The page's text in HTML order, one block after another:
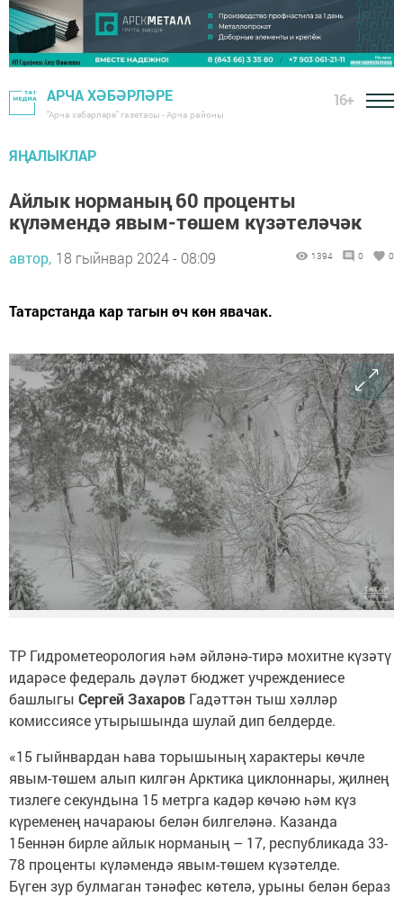
АРЧА ХӘБӘРЛӘРЕ
"Арча хәбәрләре" газетасы - Арча районы
16+
ЯҢАЛЫКЛАР
Айлык норманың 60 проценты
күләмендә явым-төшем күзәтеләчәк
автор, 18 гыйнвар 2024 - 08:09 1394 0 0
Татарстанда кар тагын өч көн явачак.
ТР Гидрометеорология һәм әйләнә-тирә мохитне күзәтү
идарәсе федераль дәүләт бюджет учреждениесе
башлыгы Сергей Захаров Гадәттән тыш хәлләр
комиссиясе утырышында шулай дип белдерде.
«15 гыйнвардан һава торышының характеры көчле
явым-төшем алып килгән Арктика циклоннары, җилнең
тизлеге секундына 15 метрга кадәр көчәю һәм күз
күременең начараюы белән билгеләнә. Казанда
15еннән бирле айлык норманың – 17, республикада 33-
78 проценты күләмендә явым-төшем күзәтелде.
Бүген зур булмаган тәнәфес көтелә, урыны белән бераз